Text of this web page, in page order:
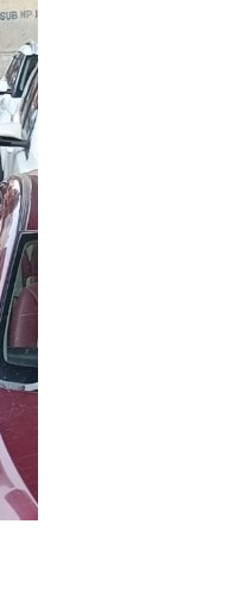
र
क्षा
के
मा
म
ले
में
पी
म
मो
दी
के
सा
थ
ड़ा
है
ज